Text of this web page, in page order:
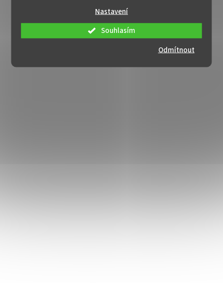
Nastavení
Odmítnout
Souhlasím